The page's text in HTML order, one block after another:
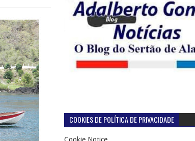
COOKIES DE POLÍTICA DE PRIVACIDADE